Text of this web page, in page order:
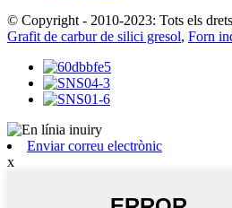
© Copyright - 2010-2023: Tots els
Grafit de carbur de silici gresol, Forn
Enviar correu electrònic
x